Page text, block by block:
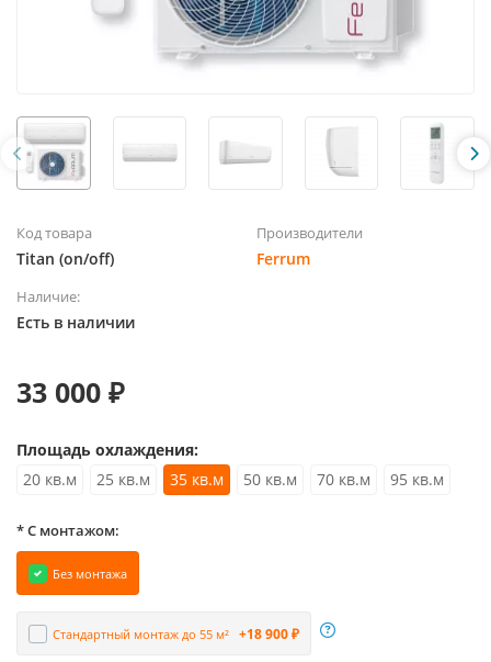
Код товара
Titan (on/off)
Производители
Ferrum
Наличие:
Есть в наличии
33 000 ₽
Площадь охлаждения:
20 кв.м
25 кв.м 35 кв.м 50 кв.м 70 кв.м 95 кв.м
* С монтажом:
Без монтажа
Стандартный монтаж до 55 м² +18 900 ₽